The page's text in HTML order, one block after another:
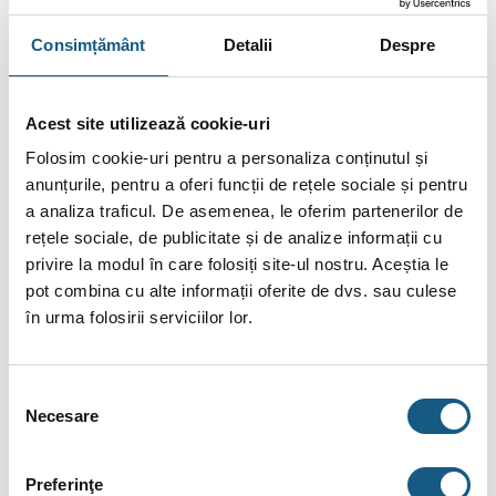
Consimțământ Detalii Despre
Acest site utilizează cookie-uri
Folosim cookie-uri pentru a personaliza conținutul și
anunțurile, pentru a oferi funcții de rețele sociale și pentru
a analiza traficul. De asemenea, le oferim partenerilor de
rețele sociale, de publicitate și de analize informații cu
privire la modul în care folosiți site-ul nostru. Aceștia le
pot combina cu alte informații oferite de dvs. sau culese
în urma folosirii serviciilor lor.
consimțământului
Necesare
Preferinţe
dreapta.
PHI– Certificare Passivhaus
– Conform regulamentului UE pentru proiectare
ecologică
Swan pentru produse potrivite pentru clădirile etichetate
BRAND